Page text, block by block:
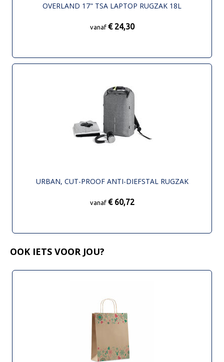
OVERLAND 17" TSA LAPTOP RUGZAK 18L
vanaf € 24,30
URBAN, CUT-PROOF ANTI-DIEFSTAL RUGZAK
vanaf € 60,72
OOK IETS VOOR JOU?